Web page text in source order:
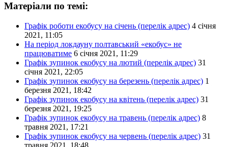
Матеріали по темі:
Графік роботи екобусу на січень (перелік адрес) 4 січня
2021, 11:05
На період локдауну полтавський «екобус» не
працюватиме 6 січня 2021, 11:29
Графік зупинок екобусу на лютий (перелік адрес) 31
січня 2021, 22:05
Графік зупинок екобусу на березень (перелік адрес) 1
березня 2021, 18:42
Графік зупинок екобусу на квітень (перелік адрес) 31
березня 2021, 19:25
Графік зупинок екобусу на травень (перелік адрес) 8
травня 2021, 17:21
Графік зупинок екобусу на червень (перелік адрес) 31
травня 2021, 18:48